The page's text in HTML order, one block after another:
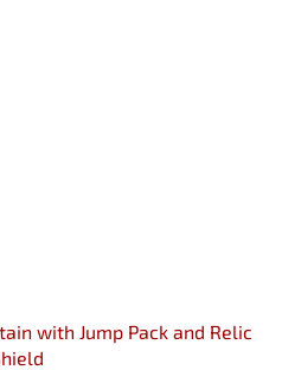
with Jump Pack and Relic